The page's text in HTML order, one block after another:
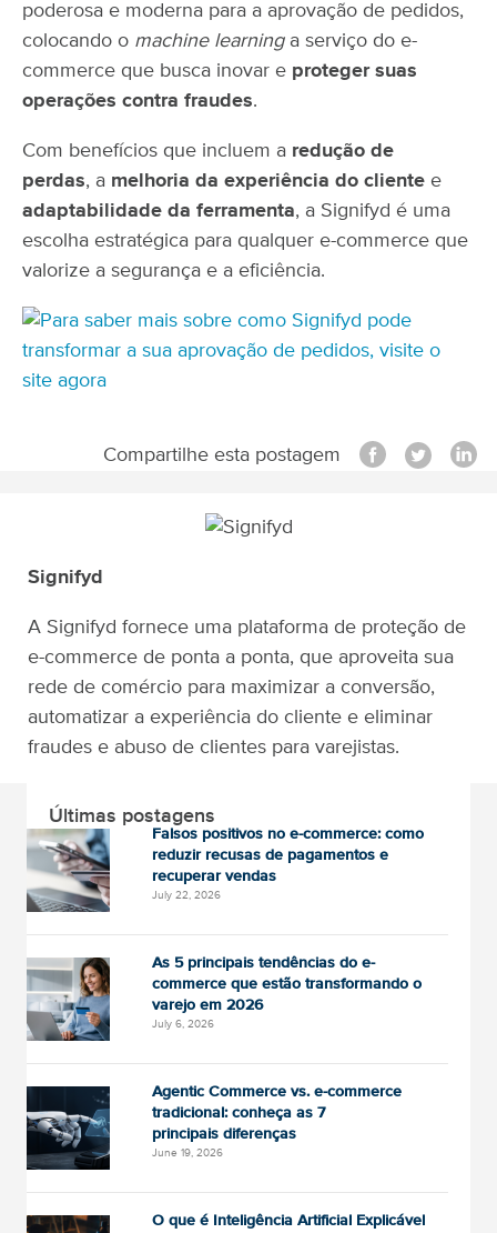
poderosa e moderna para a aprovação de pedidos,
colocando o machine learninga serviço do e-
commerce que busca inovar e proteger suas
operações contra fraudes.
Com benefícios que incluem a redução de
perdas, a melhoria da experiência do cliente e
adaptabilidade da ferramenta, a Signifyd é uma
escolha estratégica para qualquer e-commerce que
valorize a segurança e a eficiência.
Compartilhe esta postagem
Signifyd
A Signifyd fornece uma plataforma de proteção de
e-commerce de ponta a ponta, que aproveita sua
rede de comércio para maximizar a conversão,
automatizar a experiência do cliente e eliminar
fraudes e abuso de clientes para varejistas.
Últimas postagens
Falsos positivos no e-commerce: como
reduzir recusas de pagamentos e
recuperar vendas
July 22, 2026
As 5 principais tendências do e-
commerce que estão transformando o
varejo em 2026
July 6, 2026
Agentic Commerce vs. e-commerce
tradicional: conheça as 7
principais diferenças
June 19, 2026
O que é Inteligência Artificial Explicável